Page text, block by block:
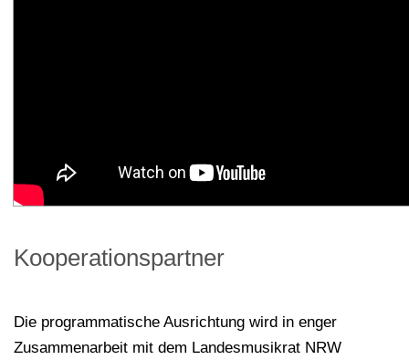
Kooperationspartner
Die programmatische Ausrichtung wird in enger
Zusammenarbeit mit dem Landesmusikrat NRW